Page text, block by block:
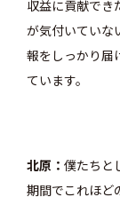
収益に貢献でき
が気付いていな
報をしっかり届
ています。
北原
僕たちと
期間でこれほど